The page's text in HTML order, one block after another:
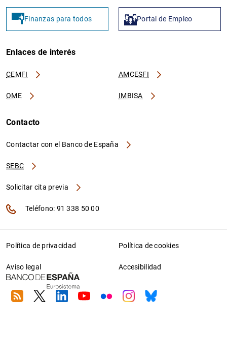
Finanzas para todos Portal de Empleo
Enlaces de interés
CEMFI AMCESFI
OME IMBISA
Contacto
Contactar con el Banco de España
SEBC
Solicitar cita previa
Teléfono: 91 338 50 00
Política de privacidad Política de cookies
Aviso legal Accesibilidad
RSS TwitterLinkedin
YoutubeFlickrInstagram
Bluesky